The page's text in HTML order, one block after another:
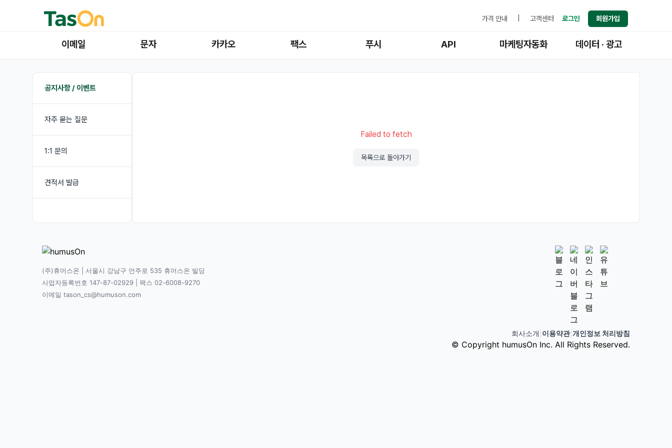
가격 안내 고객센터 로그인 회원가입
이메일 문자 카카오 팩스 푸시 API 마케팅자동화 데이터 · 광고
공지사항 / 이벤트
자주 묻는 질문
1:1 문의
견적서 발급
Failed to fetch
목록으로 돌아가기
(주)휴머스온 | 서울시 강남구 언주로 535 휴머스온 빌딩
사업자등록번호 147-87-02929 | 팩스 02-6008-9270
이메일 tason_cs@humuson.com
회사소개 이용약관| 개인정보 처리방침
© Copyright humusOn Inc. All Rights Reserved.